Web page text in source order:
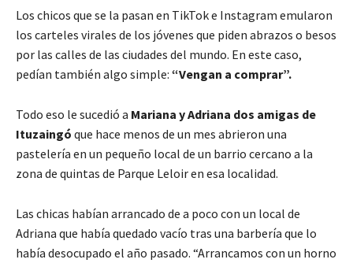
Los chicos que se la pasan en TikTok e Instagram emularon
los carteles virales de los jóvenes que piden abrazos o besos
por las calles de las ciudades del mundo. En este caso,
pedían también algo simple: “Vengan a comprar”.
Todo eso le sucedió a Mariana y Adriana dos amigas de
Ituzaingó que hace menos de un mes abrieron una
pastelería en un pequeño local de un barrio cercano a la
zona de quintas de Parque Leloir en esa localidad.
Las chicas habían arrancado de a poco con un local de
Adriana que había quedado vacío tras una barbería que lo
había desocupado el año pasado. “Arrancamos con un horno